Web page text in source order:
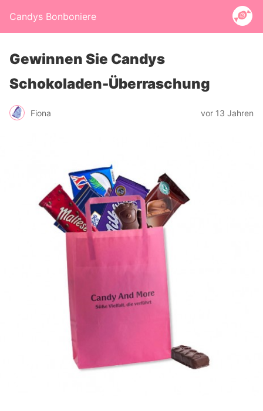
Candys Bonboniere
Gewinnen Sie Candys
Schokoladen-Überraschung
Fiona vor 13 Jahren